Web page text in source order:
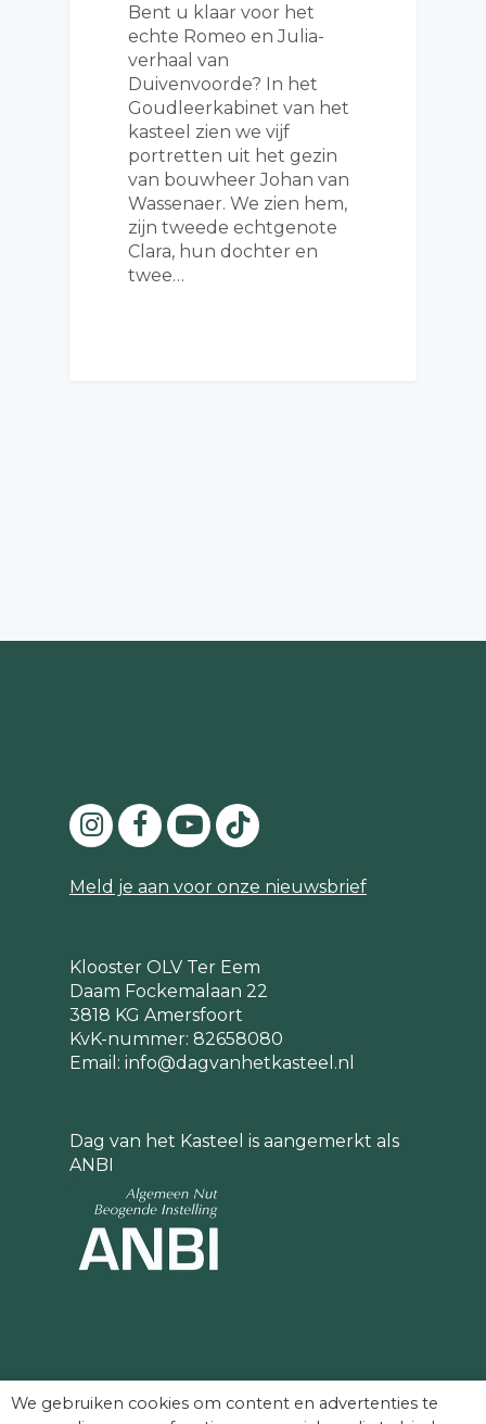
Bent u klaar voor het
echte Romeo en Julia-
verhaal van
Duivenvoorde? In het
Goudleerkabinet van het
kasteel zien we vijf
portretten uit het gezin
van bouwheer Johan van
Wassenaer. We zien hem,
zijn tweede echtgenote
Clara, hun dochter en
twee…
Meld je aan voor onze nieuwsbrief
Klooster OLV Ter Eem
Daam Fockemalaan 22
3818 KG Amersfoort
KvK-nummer: 82658080
Email: info@dagvanhetkasteel.nl
Dag van het Kasteel is aangemerkt als
ANBI
mogelijk maken:
We gebruiken cookies om content en advertenties te